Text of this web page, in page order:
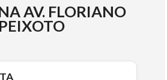
AV. FLORIANO
PEIXOTO